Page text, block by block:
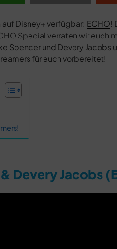
Disney+ verfügbar: ECHO!
Special verraten wir euch
Spencer und Devery Jacobs
für euch vorbereitet!
Devery Jacobs